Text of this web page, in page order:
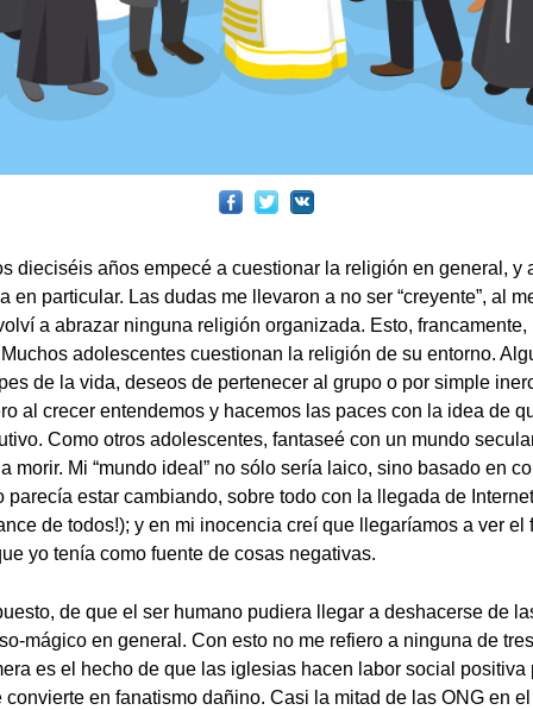
dieciséis años empecé a cuestionar la religión en general, y
en particular. Las dudas me llevaron a no ser “creyente”, al
a abrazar ninguna religión organizada. Esto, francamente,
adolescentes cuestionan la religión de su entorno.
de la vida, deseos de pertenecer al grupo o por simple
al crecer entendemos y hacemos las paces con la idea de
Como otros adolescentes, fantaseé con un mundo
morir. Mi “mundo ideal” no sólo sería laico, sino basado en
estar cambiando, sobre todo con la llegada de
de todos!); y en mi inocencia creí que llegaríamos a ver el
yo tenía como fuente de cosas negativas.
de que el ser humano pudiera llegar a deshacerse de
mágico en general. Con esto no me refiero a ninguna de
es el hecho de que las iglesias hacen labor social positiva
convierte en fanatismo dañino. Casi la mitad de las ONG en